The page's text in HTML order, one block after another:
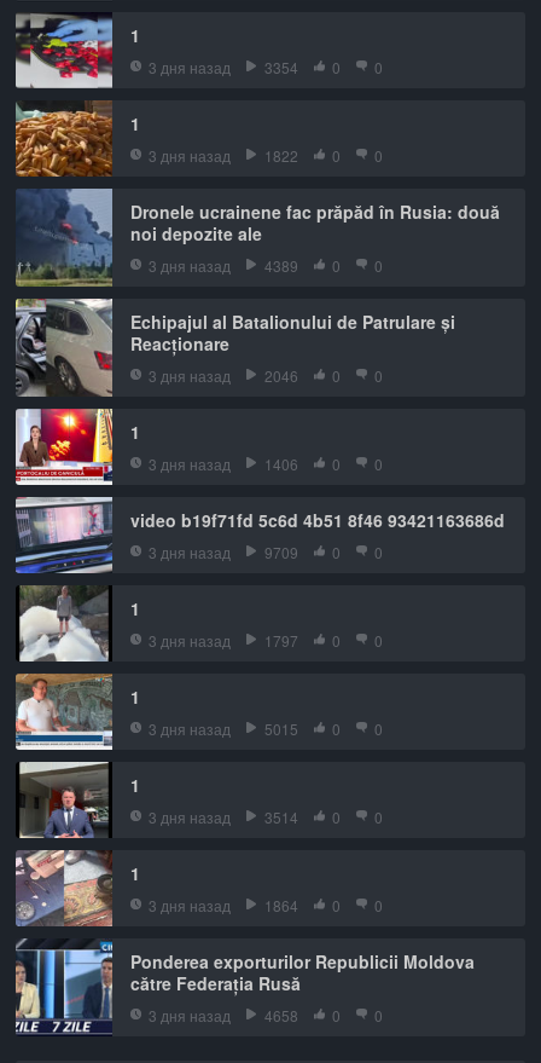
1
3 дня назад 3354 0 0
1
3 дня назад 1822 0 0
Dronele ucrainene fac prăpăd în Rusia: două
noi depozite ale
3 дня назад 4389 0 0
Echipajul al Batalionului de Patrulare și
Reacționare
3 дня назад 2046 0 0
1
3 дня назад 1406 0 0
video b19f71fd 5c6d 4b51 8f46 93421163686d
3 дня назад 9709 0 0
1
3 дня назад 1797 0 0
1
3 дня назад 5015 0 0
1
3 дня назад 3514 0 0
1
3 дня назад 1864 0 0
Ponderea exporturilor Republicii Moldova
către Federația Rusă
3 дня назад 4658 0 0